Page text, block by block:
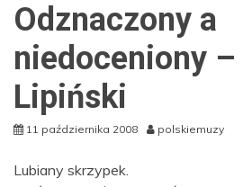
Odznaczony a
niedoceniony –
Lipiński
11 października 2008 polskiemuzy
Lubiany skrzypek.